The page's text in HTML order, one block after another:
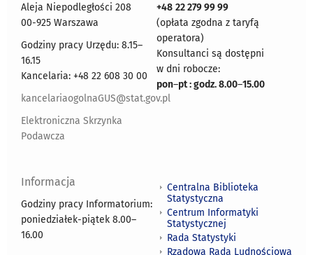
Aleja Niepodległości 208
00-925 Warszawa
Godziny pracy Urzędu: 8.15–
16.15
Kancelaria: +48 22 608 30 00
kancelariaogolnaGUS@stat.gov.pl
Elektroniczna Skrzynka
Podawcza
+48 22 279 99 99
(opłata zgodna z taryfą
operatora)
Konsultanci są dostępni
w dni robocze:
pon–pt : godz. 8.00–15.00
Informacja
Godziny pracy Informatorium:
poniedziałek-piątek 8.00–
16.00
Centralna Biblioteka
Statystyczna
Centrum Informatyki
Statystycznej
Rada Statystyki
Rządowa Rada Ludnościowa